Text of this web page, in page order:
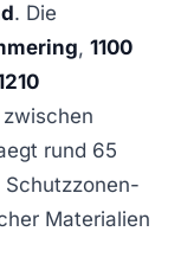
. Die
, 1100
rund 65
Schutzzonen-
Materialien